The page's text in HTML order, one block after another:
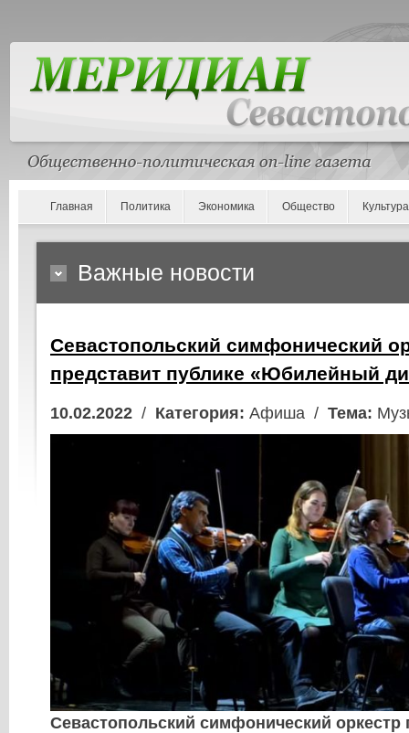
Главная Политика Экономика Общество Культура
Важные новости
Севастопольский симфонический
представит публике «Юбилейный
10.02.2022 / Категория: Афиша / Тема:
Севастопольский симфонический оркестр